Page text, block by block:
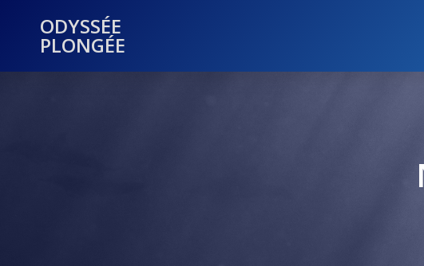
ODYSSÉE
PLONGÉE